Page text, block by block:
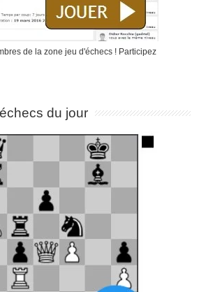
de la zone jeu d'échecs ! Participez
du jour